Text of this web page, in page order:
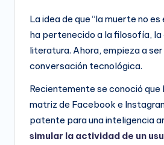
La idea de que “la muerte no
ha pertenecido a la filosofía,
literatura. Ahora, empieza a
conversación tecnológica.
Recientemente se conoció
matriz de Facebook e
patente para una inteligencia
simular la actividad de un